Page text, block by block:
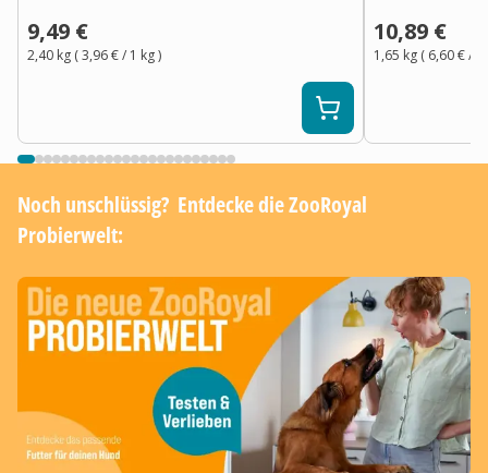
9,49 €
2,40 kg (3,96 €/ 1 kg)
10,89 €
1,65 kg ( 6,60 €/ 1
Noch unschlüssig? ​ Entdecke die ZooRoyal
Probierwelt: